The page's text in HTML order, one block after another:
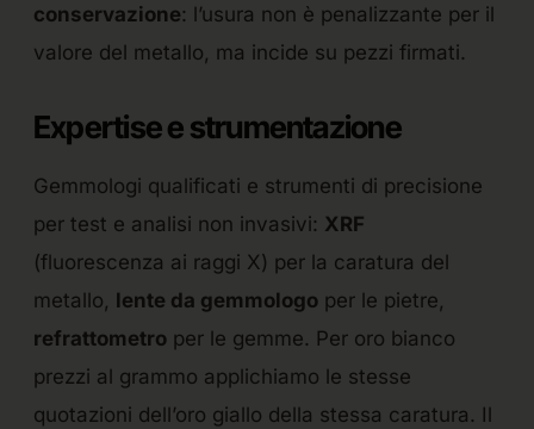
conservazione: l’usura non è penalizzante per il
valore del metallo, ma incide su pezzi firmati.
Expertise e strumentazione
Gemmologi qualificati e strumenti di precisione
per test e analisi non invasivi: XRF
(fluorescenza ai raggi X) per la caratura del
metallo, lente da gemmologo per le pietre,
refrattometro per le gemme. Per oro bianco
prezzi al grammo applichiamo le stesse
quotazioni dell’oro giallo della stessa caratura. Il